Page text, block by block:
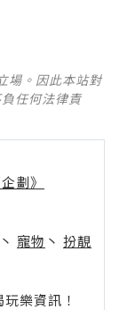
場。因此本站對
任何法律責
劃》
丶 寵物 丶 扮靚
樂資訊！